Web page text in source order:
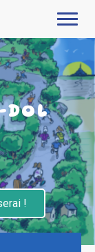
DOL
!